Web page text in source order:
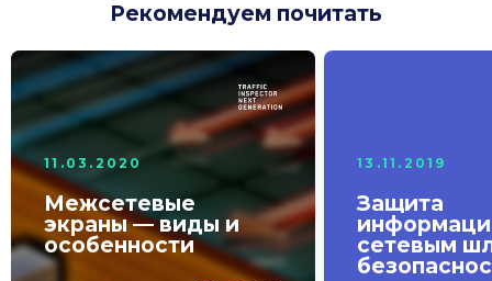
Рекомендуем почитать
11.03.2020
Межсетевые
экраны — виды и
особенности
13.11.2019
Защита
сетевым